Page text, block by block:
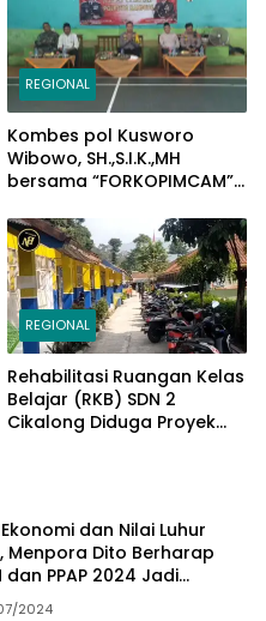
REGIONAL
Kombes pol Kusworo
Wibowo, SH.,S.I.K.,MH
bersama “FORKOPIMCAM”
Jum’at Curhat Jelang
Pemilu Serentak 2024
REGIONAL
Rehabilitasi Ruangan Kelas
Belajar (RKB) SDN 2
Cikalong Diduga Proyek
dan Nilai Luhur
Menpora Dito Berharap
dan PPAP 2024 Jadi
2024